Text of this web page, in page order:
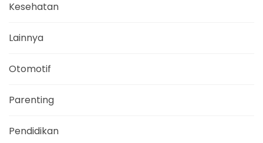
Kesehatan
Lainnya
Otomotif
Parenting
Pendidikan